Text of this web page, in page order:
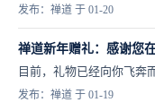
发布：禅道 于 01-20
禅道新年赠礼：感谢您
目前，礼物已经向你飞奔
发布：禅道 于 01-19